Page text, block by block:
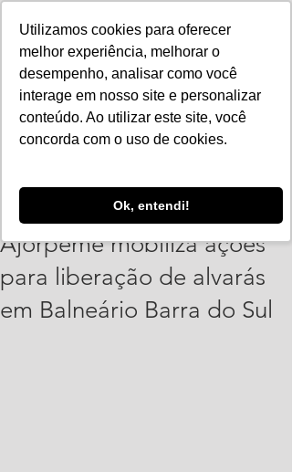
Utilizamos cookies para oferecer
melhor experiência, melhorar o
desempenho, analisar como você
interage em nosso site e personalizar
conteúdo. Ao utilizar este site, você
concorda com o uso de cookies.
Ok, entendi!
Ajorpeme mobiliza ações
para liberação de alvarás
em Balneário Barra do Sul
Vinicius Leonardo